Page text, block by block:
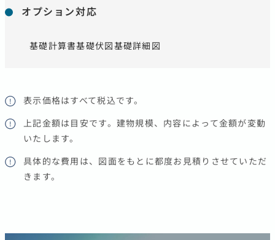
オプション対応
基礎計算書基礎伏図基礎詳細図
表示価格はすべて税込です。
上記金額は目安です。建物規模、内容によって金額が変動
いたします。
具体的な費用は、図面をもとに都度お見積りさせていただ
きます。